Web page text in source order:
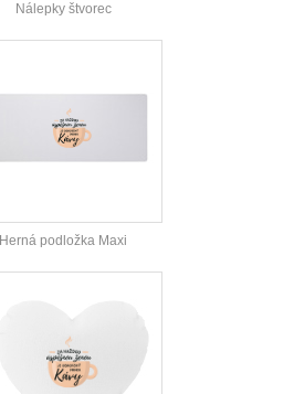
Nálepky štvorec
Herná podložka Maxi